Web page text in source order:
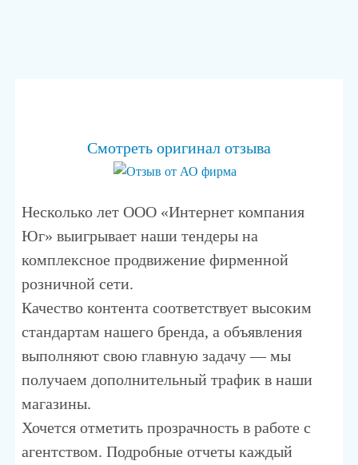
Несколько лет ООО «Интернет компания
Юг» выигрывает наши тендеры на
комплексное продвижение фирменной
розничной сети.
Качество контента соответствует высоким
стандартам нашего бренда, а объявления
выполняют свою главную задачу — мы
получаем дополнительный трафик в наши
магазины.
Хочется отметить прозрачность в работе с
агентством. Подробные отчеты каждый
Смотреть оригинал отзыва